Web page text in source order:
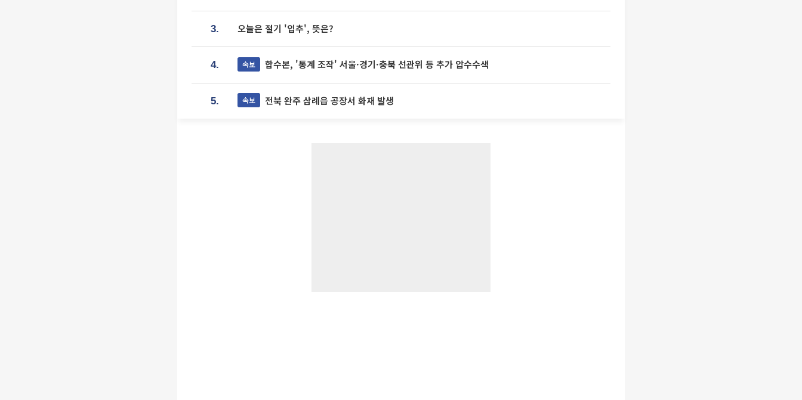
3. 오늘은 절기 '입추', 뜻은?
4. 속보 합수본, '통계 조작' 서울·경기·충북 선관위 등 추가 압수수색
5. 속보 전북 완주 삼례읍 공장서 화재 발생